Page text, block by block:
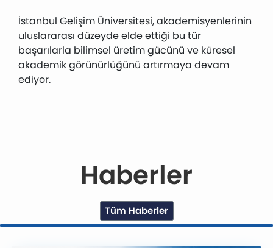
İstanbul Gelişim Üniversitesi, akademisyenlerinin
uluslararası düzeyde elde ettiği bu tür
başarılarla bilimsel üretim gücünü ve küresel
akademik görünürlüğünü artırmaya devam
ediyor.
Haberler
Tüm Haberler